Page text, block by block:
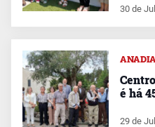
30 de
é há
29 de